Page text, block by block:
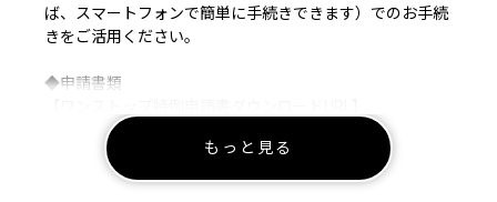
ば、スマートフォンで簡単に手続きできます）でのお手続
きをご活用ください。
◆申請書類
https://www.soumu.go.jp/main_content/000397109.pdf
上記URLに、添付書類についてご紹介しておりますのでご
確認ください。
もっと見る